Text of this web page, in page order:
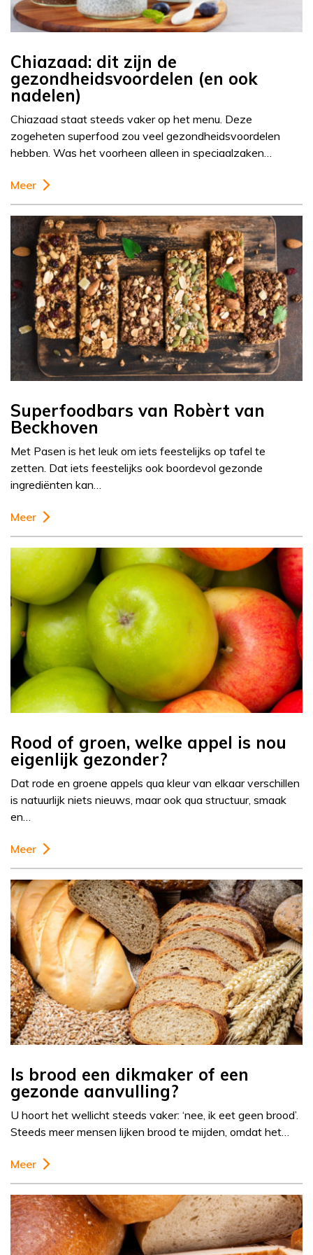
Chiazaad: dit zijn de
gezondheidsvoordelen (en ook
nadelen)
Chiazaad staat steeds vaker op het menu. Deze
zogeheten superfood zou veel gezondheidsvoordelen
hebben. Was het voorheen alleen in speciaalzaken…
Meer
Superfoodbars van Robèrt van
Beckhoven
Met Pasen is het leuk om iets feestelijks op tafel te
zetten. Dat iets feestelijks ook boordevol gezonde
ingrediënten kan…
Meer
Rood of groen, welke appel is nou
eigenlijk gezonder?
Dat rode en groene appels qua kleur van elkaar verschillen
is natuurlijk niets nieuws, maar ook qua structuur, smaak
en…
Meer
Is brood een dikmaker of een
gezonde aanvulling?
U hoort het wellicht steeds vaker: ‘nee, ik eet geen brood’.
Steeds meer mensen lijken brood te mijden, omdat het…
Meer